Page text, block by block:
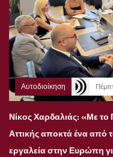
Αυτοδιοίκηση
Νίκος Χαρδαλιάς: «Με
Αττικής αποκτά ένα
εργαλεία στην Ευρώπη